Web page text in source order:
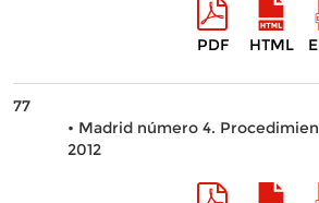
PDF HTML
77
• Madrid número 4.
2012